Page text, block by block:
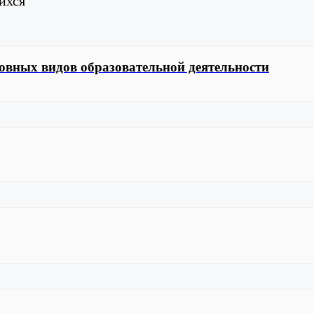
видов образовательной деятельности